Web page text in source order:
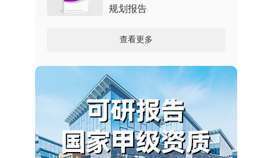
规划报告
查看更多